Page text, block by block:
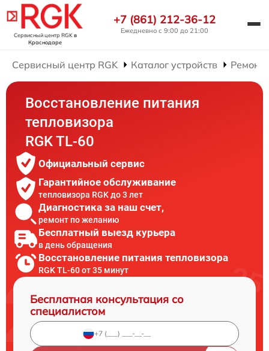
Сервисный центр RGKв
Краснодаре
+7 (861) 212-36-12
Ежедневно с 9:00 до 21:00
Сервисный центр RGK Каталог устройств Ремонт
Восстановление питания
тепловизора
RGK TL-60
Официальный сервис
Гарантийное обслуживание
тепловизора RGK до 3 лет
Диагностика за наш счет,
ремонт по желанию
Бесплатный выезд курьера
в день обращения
Восстановление питания тепловизора
RGK TL-60 от 35 минут
Бесплатная консультация со
специалистом